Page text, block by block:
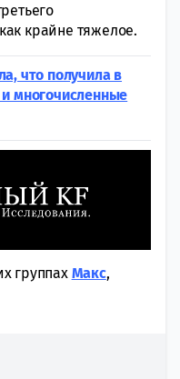
крайне тяжелое.
что получила в
многочисленные
группах Макс,